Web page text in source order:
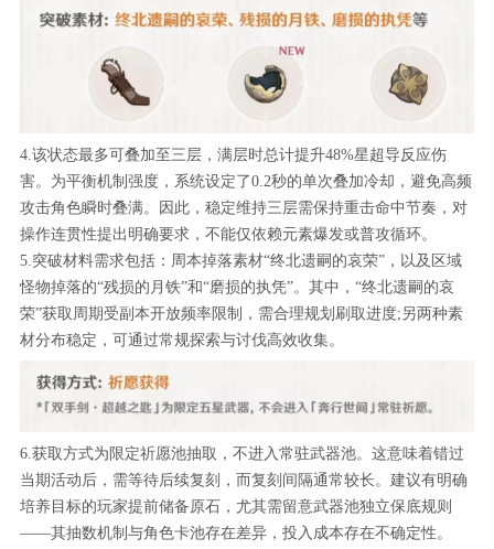
4.该状态最多可叠加至三层，满层时总计提升48%星超导反应伤
害。为平衡机制强度，系统设定了0.2秒的单次叠加冷却，避免高频
攻击角色瞬时叠满。因此，稳定维持三层需保持重击命中节奏，对
操作连贯性提出明确要求，不能仅依赖元素爆发或普攻循环。
5.突破材料需求包括：周本掉落素材“终北遗嗣的哀荣”，以及区域
怪物掉落的“残损的月铁”和“磨损的执凭”。其中，“终北遗嗣的哀
荣”获取周期受副本开放频率限制，需合理规划刷取进度;另两种素
材分布稳定，可通过常规探索与讨伐高效收集。
6.获取方式为限定祈愿池抽取，不进入常驻武器池。这意味着错过
当期活动后，需等待后续复刻，而复刻间隔通常较长。建议有明确
培养目标的玩家提前储备原石，尤其需留意武器池独立保底规则
——其抽数机制与角色卡池存在差异，投入成本存在不确定性。